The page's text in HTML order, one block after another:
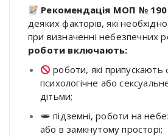
Рекомендація МОП № 190
деяких факторів, які
при визначенні небезпечних
роботи включають:
роботи, які припускають
психологічне або
дітьми;
підземні, роботи на
або в замкнутому просторі;